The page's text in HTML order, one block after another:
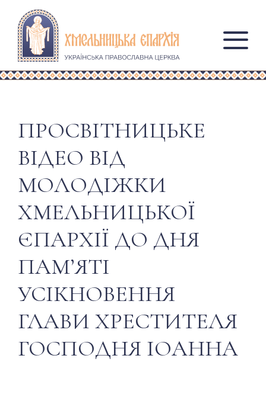
ПРОСВІТНИЦЬКЕ
ВІДЕО ВІД
МОЛОДІЖКИ
ХМЕЛЬНИЦЬКОЇ
ЄПАРХІЇ ДО ДНЯ
ПАМ’ЯТІ
УСІКНОВЕННЯ
ГЛАВИ ХРЕСТИТЕЛЯ
ГОСПОДНЯ ІОАННА